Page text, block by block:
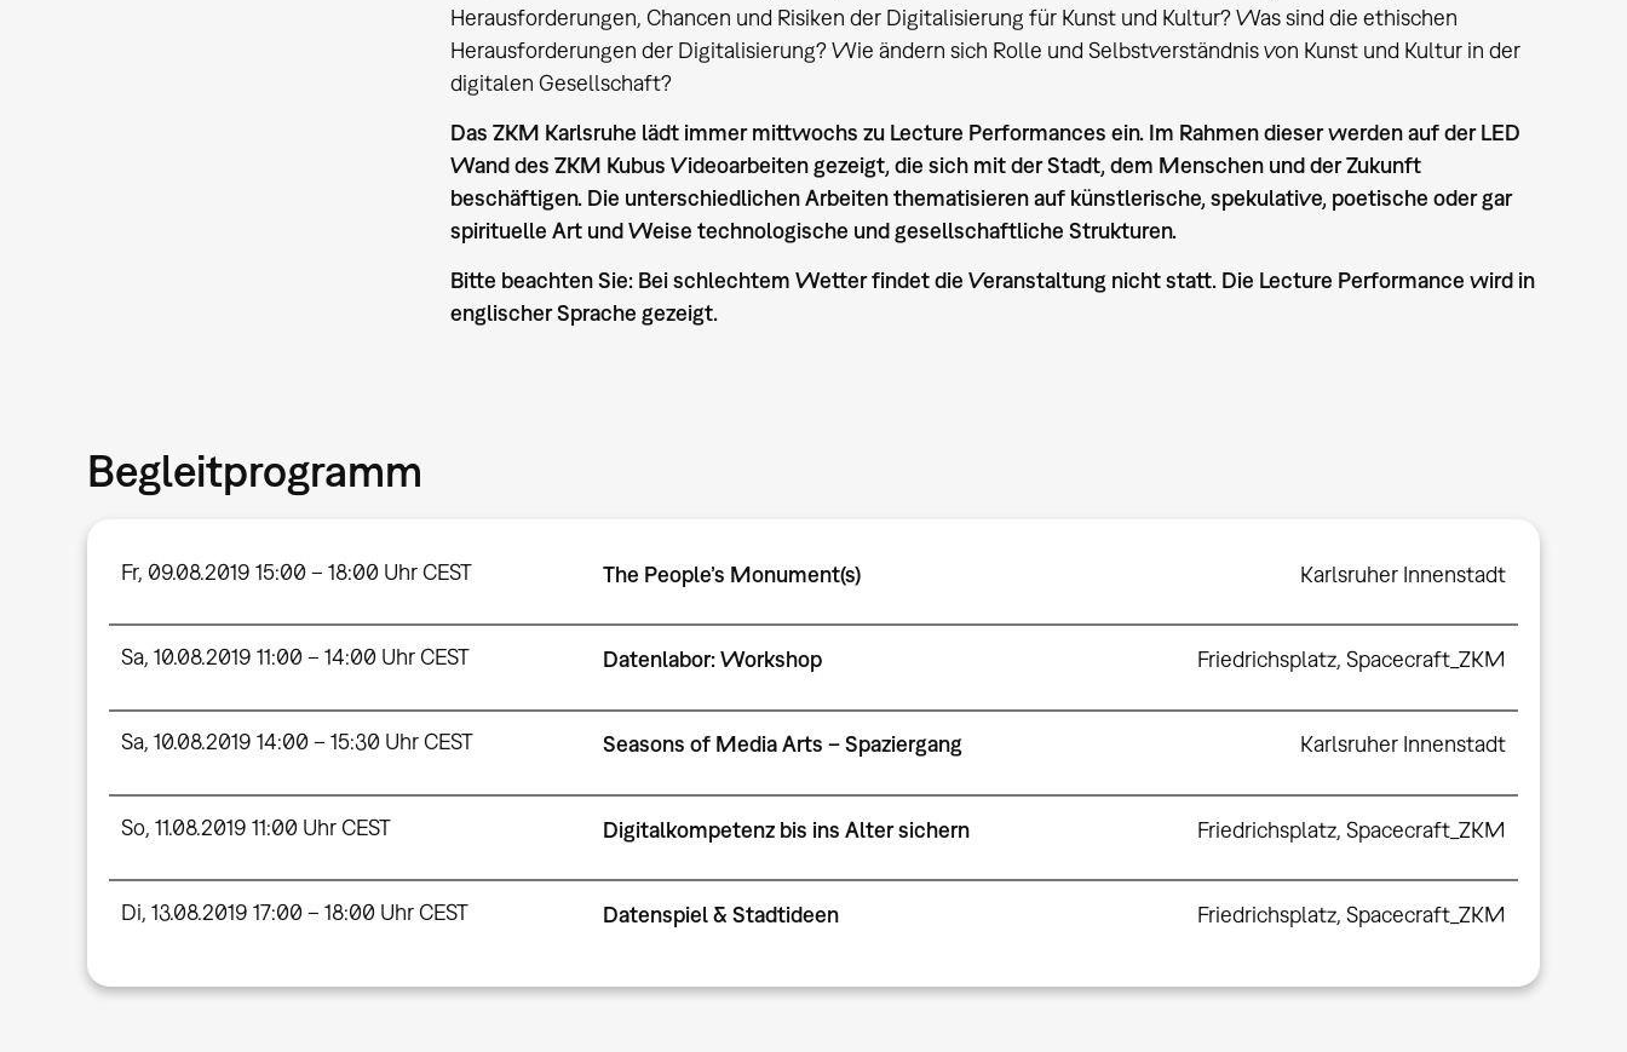
Herausforderungen, Chancen und Risiken der Digitalisierung für Kunst und Kultur? Was sind die ethischen
Herausforderungen der Digitalisierung? Wie ändern sich Rolle und Selbstverständnis von Kunst und Kultur in der
digitalen Gesellschaft?
Das ZKM Karlsruhe lädt immer mittwochs zu Lecture Performances ein. Im Rahmen dieser werden auf der LED
Wand des ZKM Kubus Videoarbeiten gezeigt, die sich mit der Stadt, dem Menschen und der Zukunft
beschäftigen. Die unterschiedlichen Arbeiten thematisieren auf künstlerische, spekulative, poetische oder gar
spirituelle Art und Weise technologische und gesellschaftliche Strukturen.
Bitte beachten Sie: Bei schlechtem Wetter findet die Veranstaltung nicht statt. Die Lecture Performance wird in
englischer Sprache gezeigt.
Begleitprogramm
Fr, 09.08.2019 15:00 – 18:00 Uhr CEST The People’s Monument(s) Karlsruher Innenstadt
Sa, 10.08.2019 11:00 – 14:00 Uhr CEST Datenlabor: Workshop Friedrichsplatz, Spacecraft_ZKM
Sa, 10.08.2019 14:00 – 15:30 Uhr CEST Seasons of Media Arts – Spaziergang Karlsruher Innenstadt
So, 11.08.2019 11:00 Uhr CEST Digitalkompetenz bis ins Alter sichern Friedrichsplatz, Spacecraft_ZKM
Di, 13.08.2019 17:00 – 18:00 Uhr CEST Datenspiel & Stadtideen Friedrichsplatz, Spacecraft_ZKM